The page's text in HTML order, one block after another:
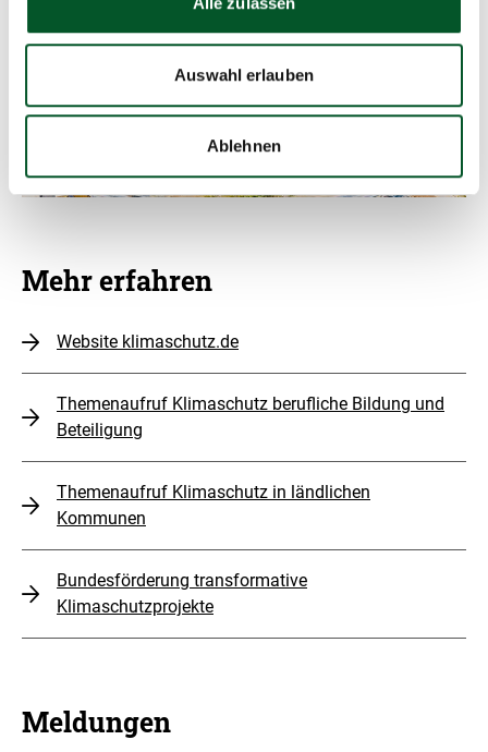
Auswahl erlauben
Ablehnen
©
Mehr erfahren
Website klimaschutz.de
Themenaufruf Klimaschutz berufliche Bildung und
Beteiligung
Themenaufruf Klimaschutz in ländlichen
Kommunen
Bundesförderung transformative
Klimaschutzprojekte
Meldungen